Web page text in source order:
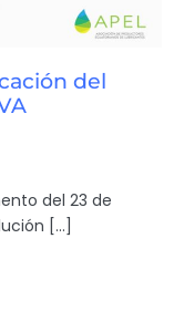
del
del 23 de
[…]